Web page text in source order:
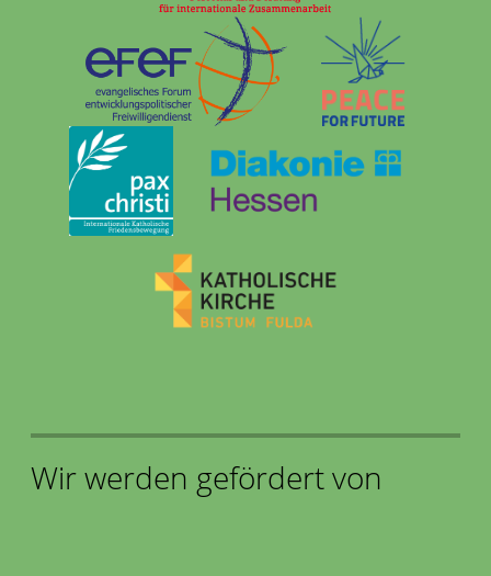
Wir werden gefördert von